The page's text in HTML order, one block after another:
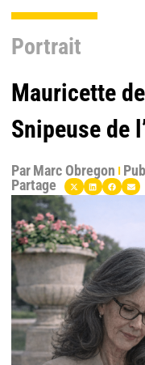
Portrait
Mauricette
Snipeuse de
ParMarc Obregon
Partage